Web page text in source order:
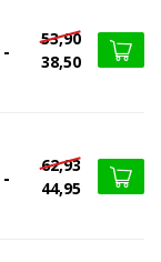
53,90
38,50
62,93
44,95